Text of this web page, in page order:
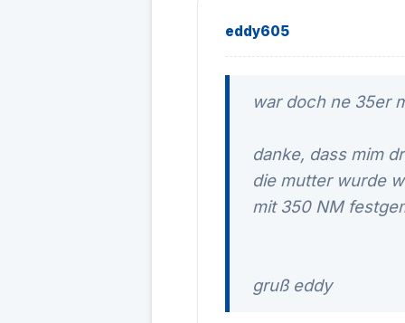
eddy605
war doch ne 35er
danke, dass mim
die mutter wurde
mit 350 NM
gruß eddy